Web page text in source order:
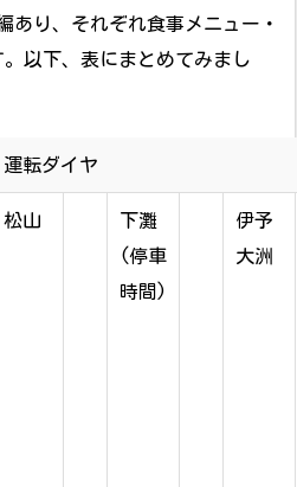
あり、それぞれ食事メニュー・
以下、表にまとめてみまし
運転ダイヤ
松山
下灘
(停車
時間)
伊予
大洲